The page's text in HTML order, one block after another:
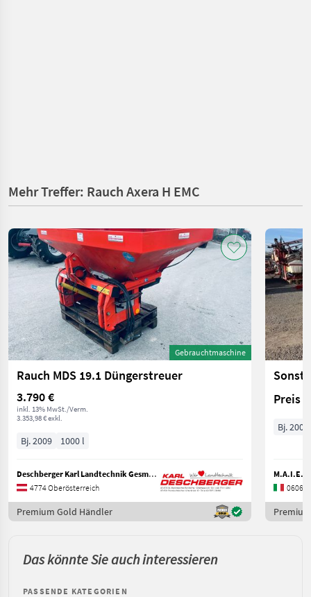
Mehr Treffer: Rauch Axera H EMC
Gebrauchtmaschine
Rauch MDS 19.1 Düngerstreuer
3.790 €
inkl. 13% MwSt./Verm.
3.353,98 € exkl.
Bj. 2009 1000 l
Deschberger Karl Landtechnik GesmbH & Co KG
4774 Oberösterreich
Premium Gold Händler
Preis
Bj. 2003
M.A.I.E.R.
06062
Das könnte Sie auch interessieren
PASSENDE KATEGORIEN